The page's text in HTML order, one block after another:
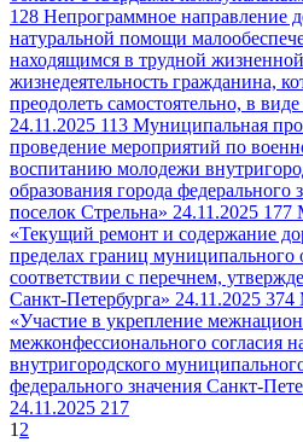
128 Непрограммное направление
натуральной помощи
находящимся в трудной
жизнедеятельность гражданина,
преодолеть самостоятельно, в
24.11.2025 113 Муниципальная
проведение мероприятий по
воспитанию молодежи
образования города федерального
поселок Стрельна» 24.11.2025 177
«Текущий ремонт и содержание
пределах границ муниципального
соответствии с перечнем,
Санкт-Петербурга» 24.11.2025 374
«Участие в укрепление
межконфессионального согласия
внутригородского
федерального значения Санкт-
24.11.2025 217
1 2